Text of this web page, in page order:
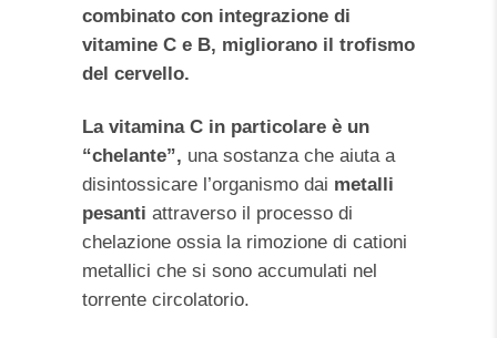
combinato con integrazione di
vitamine C e B, migliorano il trofismo
del cervello.
La vitamina C in particolare è un
“chelante”, una sostanza che aiuta a
disintossicare l’organismo dai metalli
pesanti attraverso il processo di
chelazione ossia la rimozione di cationi
metallici che si sono accumulati nel
torrente circolatorio.